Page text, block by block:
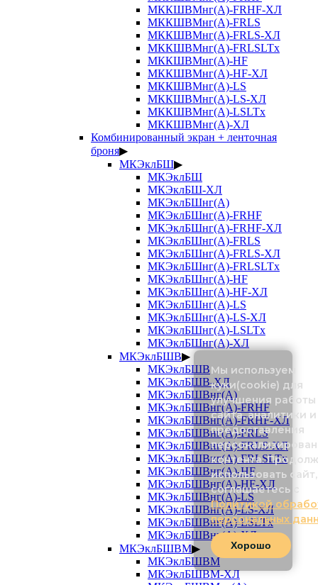
МККШВМнг(А)-FRHF-ХЛ
МККШВМнг(А)-FRLS
МККШВМнг(А)-FRLS-ХЛ
МККШВМнг(А)-FRLSLTx
МККШВМнг(А)-HF
МККШВМнг(А)-HF-ХЛ
МККШВМнг(А)-LS
МККШВМнг(А)-LS-ХЛ
МККШВМнг(А)-LSLTx
МККШВМнг(А)-ХЛ
Комбинированный экран + ленточная
броня▶
МКЭклБШ▶
МКЭклБШ
МКЭклБШ-ХЛ
МКЭклБШнг(А)
МКЭклБШнг(А)-FRHF
МКЭклБШнг(А)-FRHF-ХЛ
МКЭклБШнг(А)-FRLS
МКЭклБШнг(А)-FRLS-ХЛ
МКЭклБШнг(А)-FRLSLTx
МКЭклБШнг(А)-HF
МКЭклБШнг(А)-HF-ХЛ
МКЭклБШнг(А)-LS
МКЭклБШнг(А)-LS-ХЛ
МКЭклБШнг(А)-LSLTx
МКЭклБШнг(А)-ХЛ
МКЭклБШВ▶
МКЭклБШВ
МКЭклБШВ-ХЛ
МКЭклБШВнг(А)
МКЭклБШВнг(А)-FRHF
МКЭклБШВнг(А)-FRHF-ХЛ
МКЭклБШВнг(А)-FRLS
МКЭклБШВнг(А)-FRLS-ХЛ
МКЭклБШВнг(А)-FRLSLTx
МКЭклБШВнг(А)-HF
МКЭклБШВнг(А)-HF-ХЛ
МКЭклБШВнг(А)-LS
МКЭклБШВнг(А)-LS-ХЛ
МКЭклБШВнг(А)-LSLTx
МКЭклБШВнг(А)-ХЛ
МКЭклБШВМ▶
МКЭклБШВМ
МКЭклБШВМ-ХЛ
Мы используем
куки(cookie) для
улучшения работы
сайта, аналитики и
предоставления
контента.
использовать
соглашаетесь с
Политикой
персональных
Хорошо